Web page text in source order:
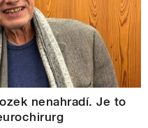
nenahradí. Je to